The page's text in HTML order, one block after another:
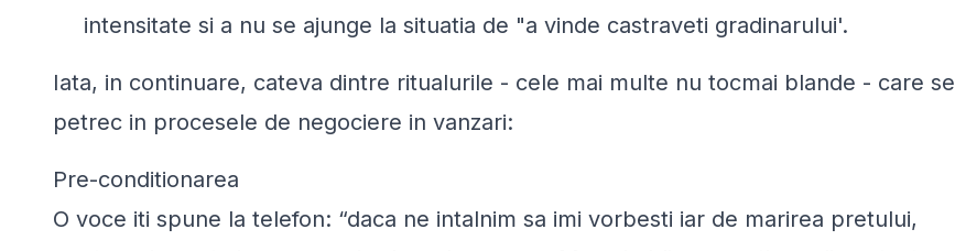
intensitate si a nu se ajunge la situatia de "a vinde castraveti gradinarului'.
Iata, in continuare, cateva dintre ritualurile - cele mai multe nu tocmai blande - care se
petrec in procesele de negociere in vanzari:
Pre-conditionarea
O voce iti spune la telefon: “daca ne intalnim sa imi vorbesti iar de marirea pretului,